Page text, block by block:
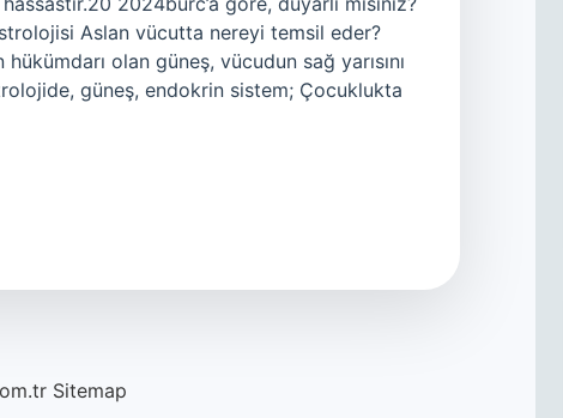
Aslan vücutta nereyi temsil eder?
olan güneş, vücudun sağ yarısını
güneş, endokrin sistem; Çocuklukta
Sitemap